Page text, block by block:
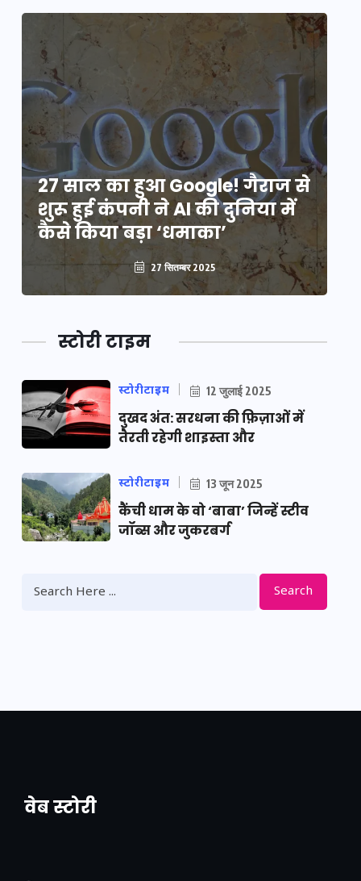
27 साल का हुआ Google! गैराज से
शुरू हुई कंपनी ने AI की दुनिया में
कैसे किया बड़ा ‘धमाका’
27 सितम्बर 2025
स्टोरी टाइम
स्टोरीटाइम 12 जुलाई 2025
दुखद अंत: सरधना की फ़िज़ाओं में
तैरती रहेगी शाइस्ता और
स्टोरीटाइम 13 जून 2025
कैंची धाम के वो ‘बाबा’ जिन्हें स्टीव
जॉब्स और जुकरबर्ग
Search
वेब स्टोरी
नया एक्सप्रेसवे: पूर्वांचल का लक, डेवलपमेंट का